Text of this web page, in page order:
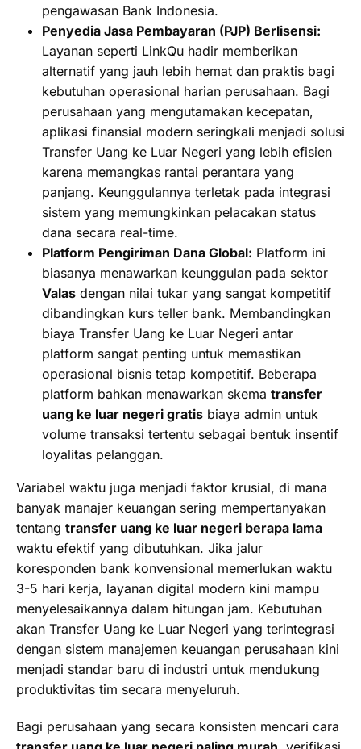
pengawasan Bank Indonesia.
Penyedia Jasa Pembayaran (PJP) Berlisensi:
Layanan seperti LinkQu hadir memberikan
alternatif yang jauh lebih hemat dan praktis bagi
kebutuhan operasional harian perusahaan. Bagi
perusahaan yang mengutamakan kecepatan,
aplikasi finansial modern seringkali menjadi solusi
Transfer Uang ke Luar Negeri yang lebih efisien
karena memangkas rantai perantara yang
panjang. Keunggulannya terletak pada integrasi
sistem yang memungkinkan pelacakan status
dana secara real-time.
Platform Pengiriman Dana Global: Platform ini
biasanya menawarkan keunggulan pada sektor
Valas dengan nilai tukar yang sangat kompetitif
dibandingkan kurs teller bank. Membandingkan
biaya Transfer Uang ke Luar Negeri antar
platform sangat penting untuk memastikan
operasional bisnis tetap kompetitif. Beberapa
platform bahkan menawarkan skema transfer
uang ke luar negeri gratis biaya admin untuk
volume transaksi tertentu sebagai bentuk insentif
loyalitas pelanggan.
Variabel waktu juga menjadi faktor krusial, di mana
banyak manajer keuangan sering mempertanyakan
tentang transfer uang ke luar negeri berapa lama
waktu efektif yang dibutuhkan. Jika jalur
koresponden bank konvensional memerlukan waktu
3-5 hari kerja, layanan digital modern kini mampu
menyelesaikannya dalam hitungan jam. Kebutuhan
akan Transfer Uang ke Luar Negeri yang terintegrasi
dengan sistem manajemen keuangan perusahaan kini
menjadi standar baru di industri untuk mendukung
produktivitas tim secara menyeluruh.
Bagi perusahaan yang secara konsisten mencari cara